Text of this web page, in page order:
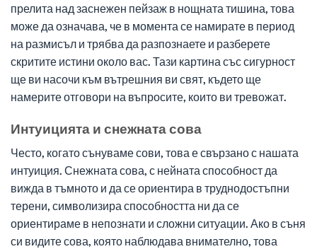
прелита над заснежен пейзаж в нощната тишина, това
може да означава, че в момента се намирате в период
на размисъл и трябва да разпознаете и разберете
скритите истини около вас. Тази картина със сигурност
ще ви насочи към вътрешния ви свят, където ще
намерите отговори на въпросите, които ви тревожат.
Интуицията и снежната сова
Често, когато сънуваме сови, това е свързано с нашата
интуиция. Снежната сова, с нейната способност да
вижда в тъмното и да се ориентира в труднодостъпни
терени, символизира способността ни да се
ориентираме в непознати и сложни ситуации. Ако в съня
си видите сова, която наблюдава внимателно, това